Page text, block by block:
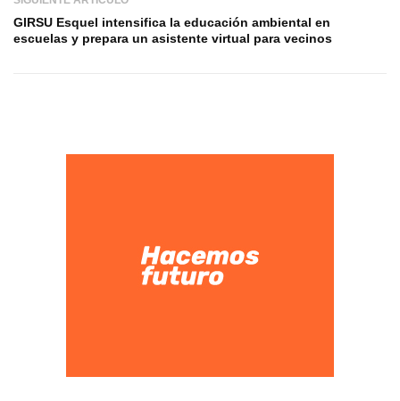
GIRSU Esquel intensifica la educación ambiental en
escuelas y prepara un asistente virtual para vecinos